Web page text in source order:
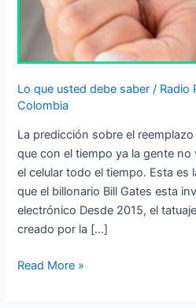
Lo que usted debe saber / Radio
Colombia
La predicción sobre el
que con el tiempo ya la gente no
el celular todo el tiempo. Esta es
que el billonario Bill Gates esta
electrónico Desde 2015, el
creado por la […]
Read More »